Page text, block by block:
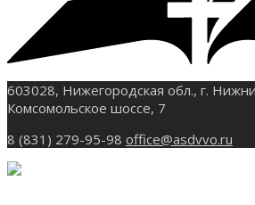
603028, Нижегородская обл., г.
Комсомольское шоссе, 7
8 (831) 279-95-98 office@asdvvo.ru